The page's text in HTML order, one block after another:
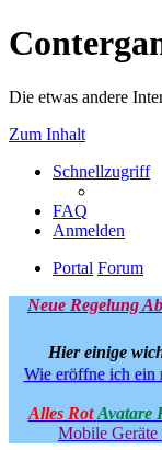
Die etwas andere
Zum Inhalt
Schnellzugriff
FAQ
Anmelden
Portal Forum
Neue Regelung
Hier einige
Wie eröffne ich ein
Alles Rot Avatare
Mobile